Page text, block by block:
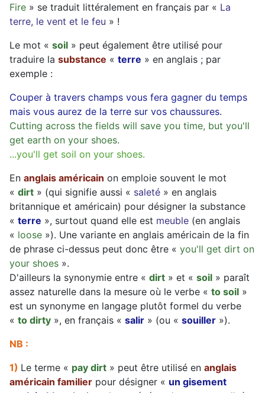
Fire » se traduit littéralement en français par « La
terre, le vent et le feu » !
Le mot « soil » peut également être utilisé pour
traduire la substance « terre » en anglais ; par
exemple :
Couper à travers champs vous fera gagner du temps
mais vous aurez de la terre sur vos chaussures.
Cutting across the fields will save you time, but you'll
get earth on your shoes.
...you'll get soil on your shoes.
En anglais américain on emploie souvent le mot
« dirt » (qui signifie aussi « saleté » en anglais
britannique et américain) pour désigner la substance
« terre », surtout quand elle est meuble (en anglais
« loose »). Une variante en anglais américain de la fin
de phrase ci-dessus peut donc être « you'll get dirt on
your shoes ».
D'ailleurs la synonymie entre « dirt » et « soil » paraît
assez naturelle dans la mesure où le verbe « to soil »
est un synonyme en langage plutôt formel du verbe
« to dirty », en français « salir » (ou « souiller »).
NB :
1) Le terme « pay dirt » peut être utilisé en anglais
américain familier pour désigner « un gisement